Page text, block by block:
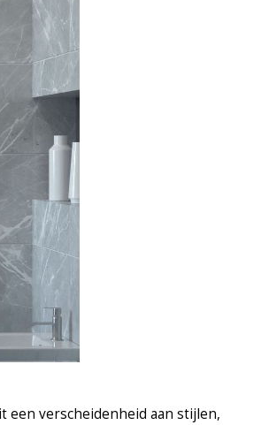
een verscheidenheid aan stijlen,